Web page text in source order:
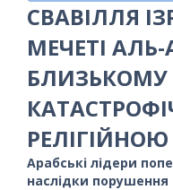
СВАВІЛЛЯ
МЕЧЕТІ
БЛИЗЬКОМУ
Арабські лідери
наслідки порушення